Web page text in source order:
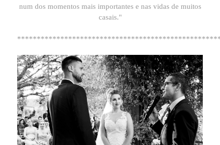
num dos momentos mais importantes e nas vidas de muitos
casais."